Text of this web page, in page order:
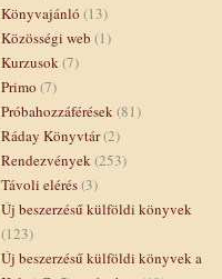
Könyvajánló (13)
Közösségi web (1)
Kurzusok(7)
Primo (7)
Próbahozzáférések(81)
Ráday Könyvtár(2)
Rendezvények(253)
Távoli elérés(3)
Új beszerzésű külföldi könyvek
(123)
Új beszerzésű külföldi könyvek a